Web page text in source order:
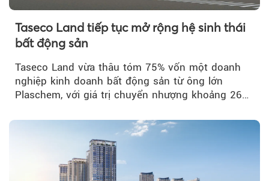
Taseco Land tiếp tục mở rộng hệ sinh thái
bất động sản
Taseco Land vừa thâu tóm 75% vốn một doanh
nghiệp kinh doanh bất động sản từ ông lớn
Plaschem, với giá trị chuyển nhượng khoảng 262